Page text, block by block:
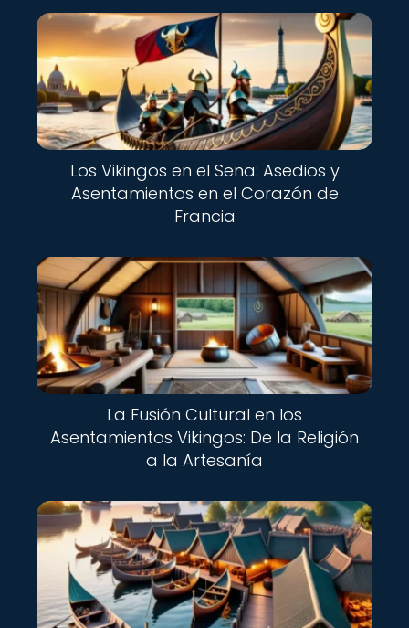
Los Vikingos en el Sena: Asedios y
Asentamientos en el Corazón de
Francia
La Fusión Cultural en los
Asentamientos Vikingos: De la Religión
a la Artesanía